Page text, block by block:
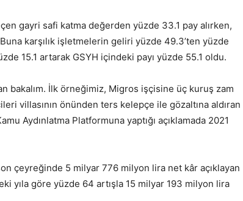
gayri safi katma değerden yüzde 33.1 pay alırken,
karşılık işletmelerin geliri yüzde 49.3’ten yüzde
15.1 artarak GSYH içindeki payı yüzde 55.1 oldu.
bakalım. İlk örneğimiz, Migros işçisine üç kuruş zam
villasının önünden ters kelepçe ile gözaltına aldıran
Aydınlatma Platformuna yaptığı açıklamada 2021
çeyreğinde 5 milyar 776 milyon lira net kâr açıklayan
yıla göre yüzde 64 artışla 15 milyar 193 milyon lira